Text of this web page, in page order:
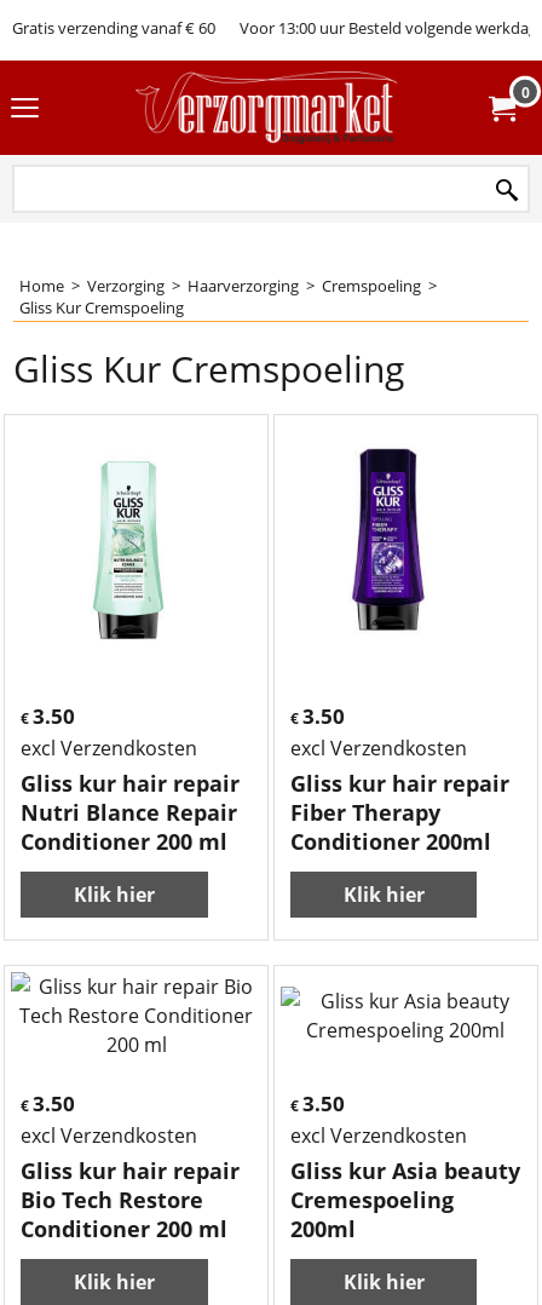
Gratis verzending vanaf € 60 Voor 13:00 uur Besteld volgende werkdag
0
Home > Verzorging > Haarverzorging > Cremspoeling >
Gliss Kur Cremspoeling
Gliss Kur Cremspoeling
€ 3.50
excl Verzendkosten
Gliss kur hair repair
Nutri Blance Repair
Conditioner 200 ml
Klik hier
€3.50
excl Verzendkosten
Gliss kur hair repair
Fiber Therapy
Conditioner 200ml
Klik hier
€ 3.50
excl Verzendkosten
Gliss kur hair repair
Bio Tech Restore
Conditioner 200 ml
Klik hier
€3.50
excl Verzendkosten
Gliss kur Asia beauty
Cremespoeling
200ml
Klik hier